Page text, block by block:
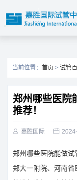
当前位置： 首页 > 试管
郑州哪些医院
推荐！
 嘉胜国际 
郑州哪些医院能做
郑大一附院、河南